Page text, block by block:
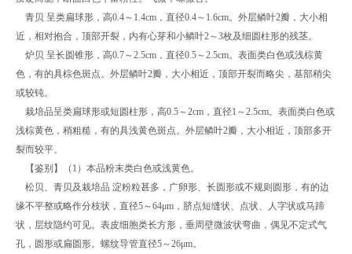
青贝 呈类扁球形，高0.4～1.4cm，直径0.4～1.6cm。外层鳞叶2瓣，大小相
近，相对抱合，顶部开裂，内有心芽和小鳞叶2～3枚及细圆柱形的残茎。
炉贝 呈长圆锥形，高0.7～2.5cm，直径0.5～2.5cm。表面类白色或浅棕黄
色，有的具棕色斑点。外层鳞叶2瓣，大小相近，顶部开裂而略尖，基部稍尖
或较钝。
栽培品呈类扁球形或短圆柱形，高0.5～2cm，直径1～2.5cm。表面类白色或
浅棕黄色，稍粗糙，有的具浅黄色斑点。外层鳞叶2瓣，大小相近，顶部多开
裂而较平。
【鉴别】（1）本品粉末类白色或浅黄色。
松贝、青贝及栽培品 淀粉粒甚多，广卵形、长圆形或不规则圆形，有的边
缘不平整或略作分枝状，直径5～64μm，脐点短缝状、点状、人字状或马蹄
状，层纹隐约可见。表皮细胞类长方形，垂周壁微波状弯曲，偶见不定式气
孔，圆形或扁圆形。螺纹导管直径5～26μm。